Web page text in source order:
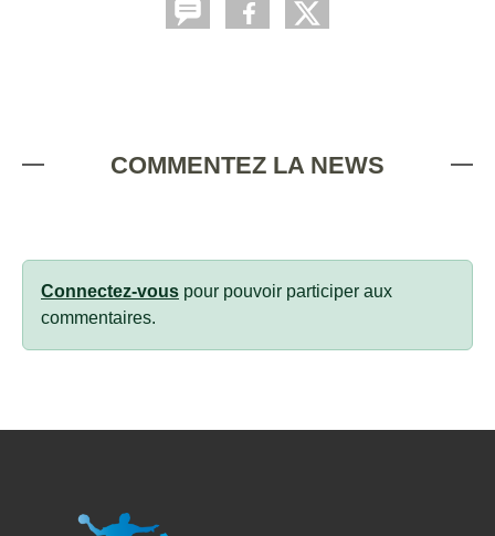
COMMENTEZ LA NEWS
Connectez-vous pour pouvoir participer aux
commentaires.